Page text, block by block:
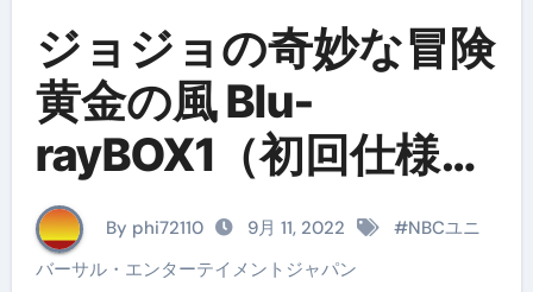
ジョジョの奇妙な冒険
黄金の風 Blu-
rayBOX1（初回仕様
版） （ブルーレイデ
ィスク）
By phi72110 9月 11, 2022 #NBCユニ
バーサル・エンターテイメントジャパン